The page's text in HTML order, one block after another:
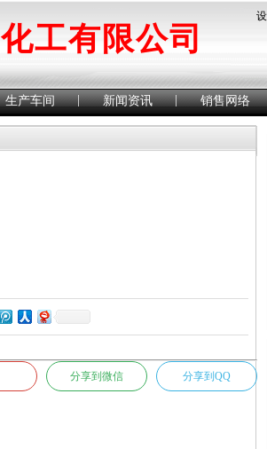
工有限公司
生产车间 | 新闻资讯 | 销售网络
分享到微信 分享到QQ